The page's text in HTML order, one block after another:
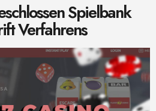
Spielbank
Verfahrens